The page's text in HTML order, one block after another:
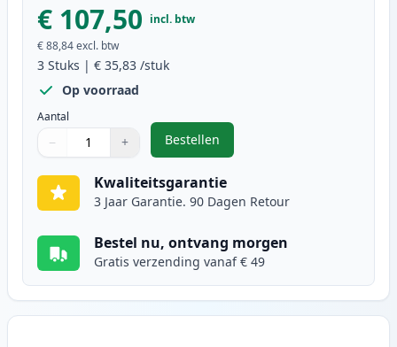
€ 107,50 incl. btw
€ 88,84excl. btw
3 Stuks | € 35,83 /stuk
Op voorraad
Aantal
Gebruik de knoppen om aan te passen
− +
1
Bestellen
,3 stuks Brother TN2220 /
Kwaliteitsgarantie
3 Jaar Garantie. 90 Dagen Retour
Bestel nu, ontvang morgen
Gratis verzending vanaf € 49